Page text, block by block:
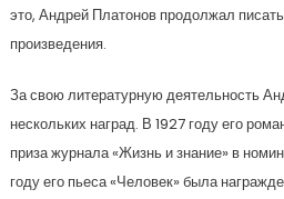
это, Андрей Платонов продолжал
произведения.
За свою литературную деятельность
нескольких наград. В 1927 году его
приза журнала «Жизнь и знание» в
году его пьеса «Человек» была